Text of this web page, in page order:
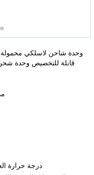
درجة حرارة العمل: -20 درجة مئوية